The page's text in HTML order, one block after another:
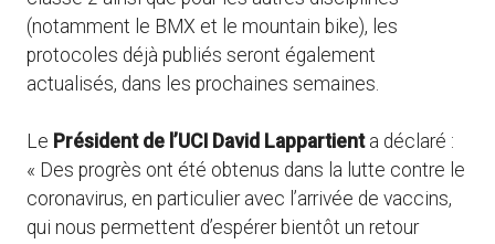
(notamment le BMX et le mountain bike), les
protocoles déjà publiés seront également
actualisés, dans les prochaines semaines.
Le Président de l’UCI David Lappartienta déclaré :
« Des progrès ont été obtenus dans la lutte contre le
coronavirus, en particulier avec l’arrivée de vaccins,
qui nous permettent d’espérer bientôt un retour